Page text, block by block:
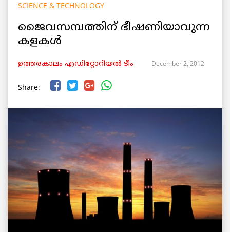
SCIENCE & TECHNOLOGY
ജൈവസമ്പത്തിന് ഭീഷണിയാവുന്ന
കളകള്‍
ഉത്തരകാലം എഡിറ്റോറിയല്‍ ടീം December 2, 2012
Share: